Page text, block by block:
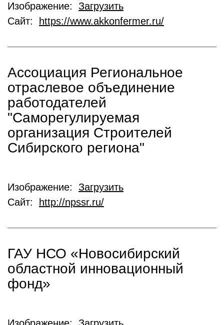
Изображение: Загрузить
Сайт:
https://www.akkonfermer.ru/
Ассоциация Региональное
отраслевое объединение
работодателей
"Саморегулируемая
организация Строителей
Сибирского региона"
Изображение: Загрузить
Сайт:
http://npssr.ru/
ГАУ НСО «Новосибирский
областной инновационный
фонд»